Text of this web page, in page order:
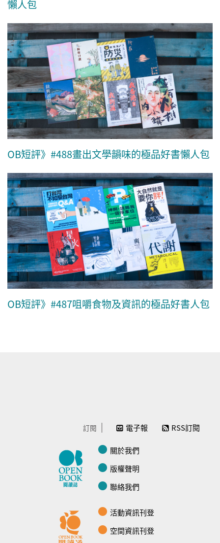
懶人包
OB短評》#488畫出文學韻味的極品好書懶人包
OB短評》#487咀嚼食物及資訊的極品好書人包
訂閱 電子報 RSS訂閱
關於我們
版權聲明
聯絡我們
活動資訊刊登
空間資訊刊登